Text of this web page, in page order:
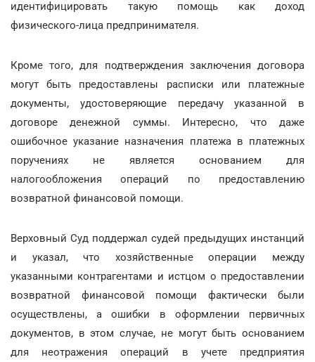
идентифицировать такую помощь как доход
физического-лица предпринимателя.
Кроме того, для подтверждения заключения договора
могут быть предоставлены расписки или платежные
документы, удостоверяющие передачу указанной в
договоре денежной суммы. Интересно, что даже
ошибочное указание назначения платежа в платежных
поручениях не является основанием для
налогообложения операций по предоставлению
возвратной финансовой помощи.
Верховный Суд поддержал судей предыдущих инстанций
и указал, что хозяйственные операции между
указанными контрагентами и истцом о предоставлении
возвратной финансовой помощи фактически были
осуществлены, а ошибки в оформлении первичных
документов, в этом случае, не могут быть основанием
для неотражения операций в учете предприятия